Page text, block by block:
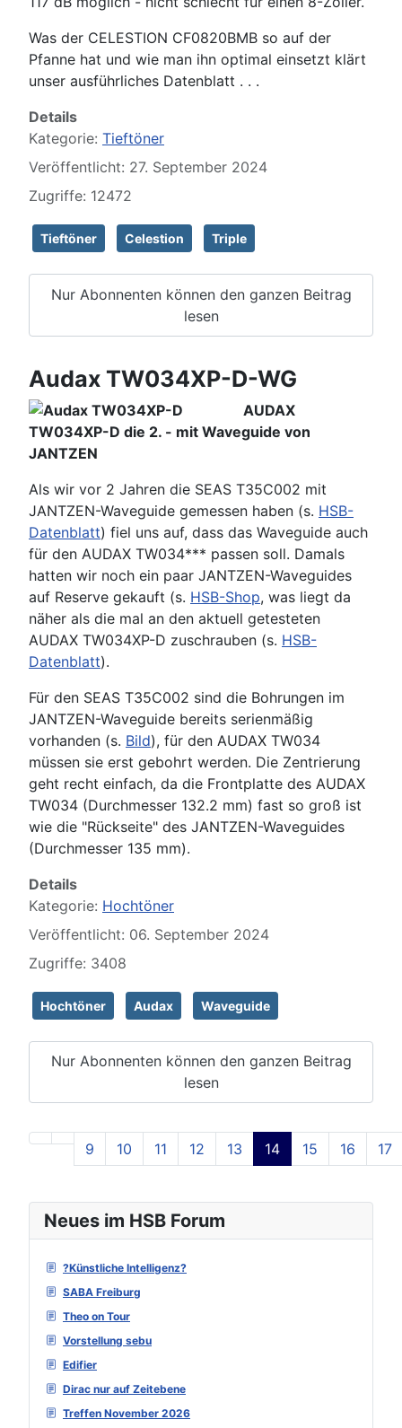
Neues im HSB Forum
?Künstliche Intelligenz?
SABA Freiburg
Theo on Tour
Vorstellung sebu
Edifier
Dirac nur auf Zeitebene
Treffen November 2026
Was der CELESTION CF0820BMB so auf der
Pfanne hat und wie man ihn optimal einsetzt klärt
unser ausführliches Datenblatt . . .
Details
Kategorie: Tieftöner
Veröffentlicht: 27. September 2024
Zugriffe: 12472
Tieftöner Celestion Triple
Nur Abonnenten können den ganzen Beitrag
lesen
Audax TW034XP-D-WG
AUDAX
TW034XP-D die 2. - mit Waveguide von
JANTZEN
Als wir vor 2 Jahren die SEAS T35C002 mit
JANTZEN-Waveguide gemessen haben (s. HSB-
Datenblatt) fiel uns auf, dass das Waveguide auch
für den AUDAX TW034*** passen soll. Damals
hatten wir noch ein paar JANTZEN-Waveguides
auf Reserve gekauft (s. HSB-Shop, was liegt da
näher als die mal an den aktuell getesteten
AUDAX TW034XP-D zuschrauben (s. HSB-
Datenblatt).
Für den SEAS T35C002 sind die Bohrungen im
JANTZEN-Waveguide bereits serienmäßig
vorhanden (s. Bild), für den AUDAX TW034
müssen sie erst gebohrt werden. Die Zentrierung
geht recht einfach, da die Frontplatte des AUDAX
TW034 (Durchmesser 132.2 mm) fast so groß ist
wie die "Rückseite" des JANTZEN-Waveguides
(Durchmesser 135 mm).
Details
Kategorie: Hochtöner
Veröffentlicht: 06. September 2024
Zugriffe: 3408
Hochtöner Audax Waveguide
Nur Abonnenten können den ganzen Beitrag
lesen
Seite 14 von 129
9 10 11 12 13 14 15 16 17